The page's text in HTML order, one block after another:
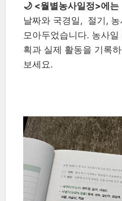
🌙 <월별농사일정>에는
날짜와 국경일, 절기,
모아두었습니다. 농사
획과 실제 활동을 기록
보세요.